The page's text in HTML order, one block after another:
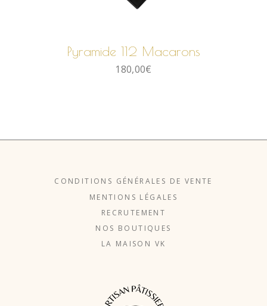
Pyramide 112 Macarons
180,00€
CONDITIONS GÉNÉRALES DE VENTE
MENTIONS LÉGALES
RECRUTEMENT
NOS BOUTIQUES
LA MAISON VK